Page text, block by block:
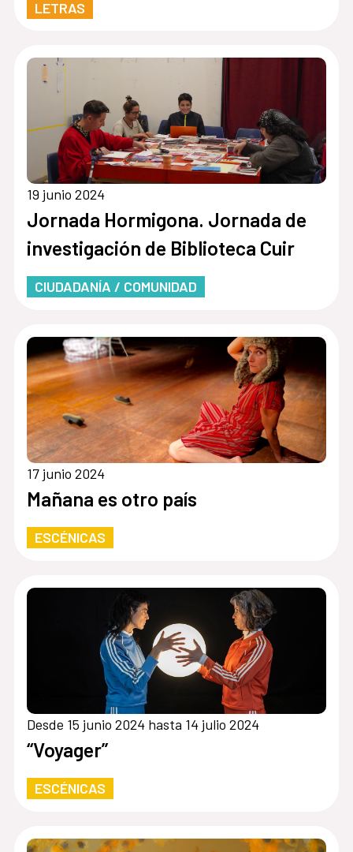
LETRAS
19 junio 2024
Jornada Hormigona. Jornada de
investigación de Biblioteca Cuir
CIUDADANÍA / COMUNIDAD
17 junio 2024
Mañana es otro país
ESCÉNICAS
Desde 15 junio 2024 hasta 14 julio 2024
“Voyager”
ESCÉNICAS